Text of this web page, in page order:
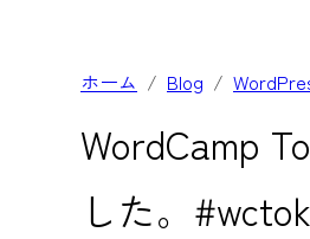
ホーム Blog
WordCamp
した。